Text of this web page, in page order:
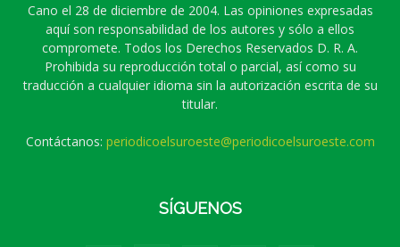
Cano el 28 de diciembre de 2004. Las opiniones expresadas
aquí son responsabilidad de los autores y sólo a ellos
compromete. Todos los Derechos Reservados D. R. A.
Prohibida su reproducción total o parcial, así como su
traducción a cualquier idioma sin la autorización escrita de su
titular.
Contáctanos: periodicoelsuroeste@periodicoelsuroeste.com
SÍGUENOS